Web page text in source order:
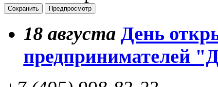
18 августа День
предпринимателей